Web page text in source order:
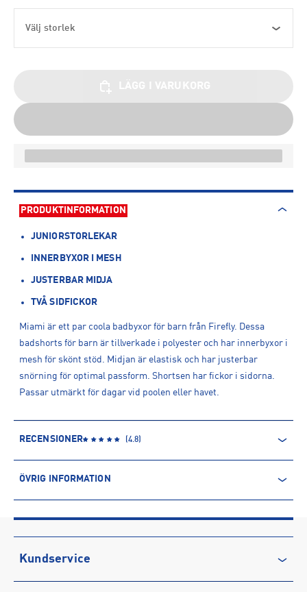
Välj storlek
PRODUKTINFORMATION
JUNIORSTORLEKAR
INNERBYXOR I MESH
JUSTERBAR MIDJA
TVÅ SIDFICKOR
Miami är ett par coola badbyxor för barn från Firefly. Dessa
badshorts för barn är tillverkade i polyester och har innerbyxor i
mesh för skönt stöd. Midjan är elastisk och har justerbar
snörning för optimal passform. Shortsen har fickor i sidorna.
Passar utmärkt för dagar vid poolen eller havet.
RECENSIONER (4.8)
ÖVRIG INFORMATION
Produktnummer: 1588653
Leverantörens produktnummer: 1588653
Artikelnummer: 158865315-DARK BLUE
Kundservice